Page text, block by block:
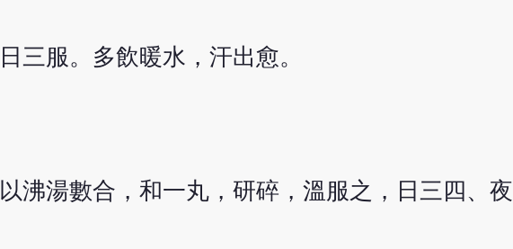
三服。多飲暖水，汗出愈。
沸湯數合，和一丸，研碎，溫服之，日三四、夜